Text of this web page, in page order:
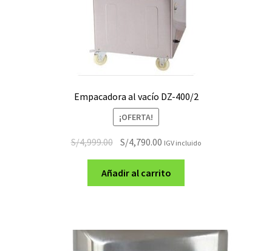
Empacadora al vacío DZ-400/2
¡OFERTA!
S/4,999.00 El
original
era:
S/4,790.00 El
actual
es:
IGV incluido
Añadir al carrito